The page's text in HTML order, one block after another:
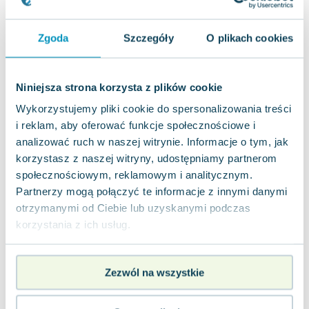
Zgoda Szczegóły O plikach cookies
Niniejsza strona korzysta z plików cookie
Wykorzystujemy pliki cookie do spersonalizowania treści
i reklam, aby oferować funkcje społecznościowe i
analizować ruch w naszej witrynie. Informacje o tym, jak
korzystasz z naszej witryny, udostępniamy partnerom
społecznościowym, reklamowym i analitycznym.
Partnerzy mogą połączyć te informacje z innymi danymi
otrzymanymi od Ciebie lub uzyskanymi podczas
korzystania z ich usług.
Zezwól na wszystkie
Joseph Murphy
Aleksander Puszkin
Małgorzata Ohme
Leszek Czarnecki
Joanna Racewicz
Maria Seweryn
Janina Zającówna
Eric Helms
Anna Prus (oprac.)
Nela Mała Reporterka
Agnieszka Maciąg
Virginia Woolf